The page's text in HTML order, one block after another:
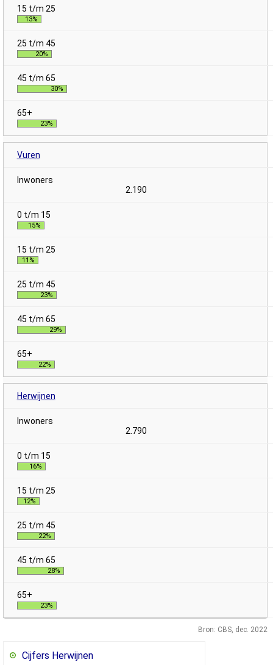
13%
20%
30%
23%
Vuren
2.190
15%
11%
23%
29%
22%
Herwijnen
2.790
16%
12%
22%
28%
23%
Bron: CBS, dec. 2022
Cijfers Herwijnen